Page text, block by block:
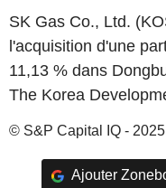
SK Gas Co., Ltd.
l'acquisition d'une
11,13 % dans
The Korea
© S&P Capital IQ - 2025
Ajouter